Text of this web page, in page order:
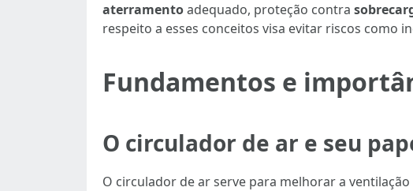
aterramentoadequado, proteção contra
respeito a esses conceitos visa evitar riscos como
Fundamentos e
O circulador de ar e seu
O circulador de ar serve para melhorar a